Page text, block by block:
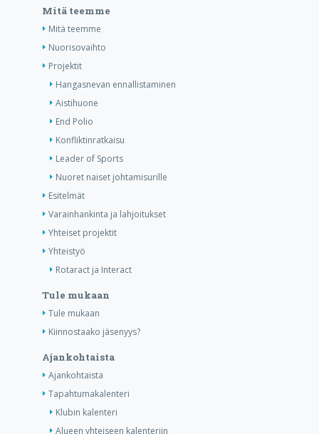
Mitä teemme
Mitä teemme
Nuorisovaihto
Projektit
Hangasnevan ennallistaminen
Aistihuone
End Polio
Konfliktinratkaisu
Leader of Sports
Nuoret naiset johtamisurille
Esitelmät
Varainhankinta ja lahjoitukset
Yhteiset projektit
Yhteistyö
Rotaract ja Interact
Tule mukaan
Tule mukaan
Kiinnostaako jäsenyys?
Ajankohtaista
Ajankohtaista
Tapahtumakalenteri
Klubin kalenteri
Alueen yhteiseen kalenteriin